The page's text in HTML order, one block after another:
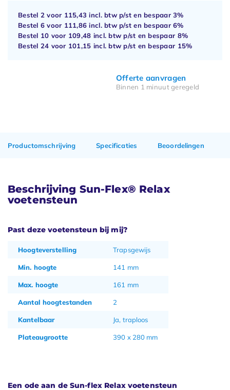
Bestel 2 voor 115,43 incl. btw p/st en bespaar3%
Bestel 6 voor 111,86 incl. btw p/st en bespaar6%
Bestel 10 voor 109,48 incl. btw p/st en bespaar 8%
Bestel 24 voor 101,15 incl. btw p/st en bespaar 15%
Offerte aanvragen
Binnen 1 minuut geregeld
Productomschrijving Specificaties Beoordelingen
Beschrijving Sun-Flex® Relax
voetensteun
Past deze voetensteun bij mij?
Hoogteverstelling Trapsgewijs
Min. hoogte 141 mm
Max. hoogte 161 mm
Aantal hoogtestanden 2
Kantelbaar Ja, traploos
Plateaugrootte 390 x 280 mm
Een ode aan de Sun-flex Relax voetensteun